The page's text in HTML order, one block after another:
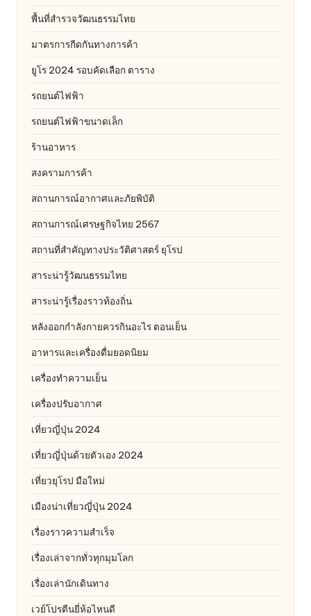
พื้นที่สำรวจวัฒนธรรมไทย
มาตรการกีดกันทางการค้า
ยูโร 2024 รอบคัดเลือก ตาราง
รถยนต์ไฟฟ้า
รถยนต์ไฟฟ้าขนาดเล็ก
ร้านอาหาร
สงครามการค้า
สถานการณ์อากาศและภัยพิบัติ
สถานการณ์เศรษฐกิจไทย 2567
สถานที่สําคัญทางประวัติศาสตร์ ยุโรป
สาระน่ารู้วัฒนธรรมไทย
สาระน่ารู้เรื่องราวท้องถิ่น
หลังออกกําลังกายควรกินอะไร ตอนเย็น
อาหารและเครื่องดื่มยอดนิยม
เครื่องทำความเย็น
เครื่องปรับอากาศ
เที่ยวญี่ปุ่น 2024
เที่ยวญี่ปุ่นด้วยตัวเอง 2024
เที่ยวยุโรป มือใหม่
เมืองน่าเที่ยวญี่ปุ่น 2024
เรื่องราวความสำเร็จ
เรื่องเล่าจากทั่วทุกมุมโลก
เรื่องเล่านักเดินทาง
เวย์โปรตีนยี่ห้อไหนดี